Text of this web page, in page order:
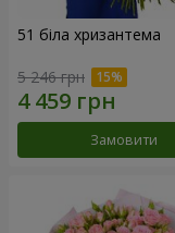
51 біла хризантема
5 246 грн
Замовити